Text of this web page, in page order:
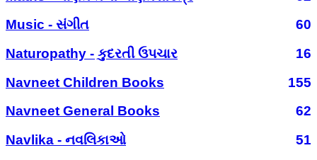
Music - સંગીત
60
Naturopathy - કુદરતી ઉપચાર
16
Navneet Children Books
155
Navneet General Books
62
Navlika - નવલિકાઓ
51